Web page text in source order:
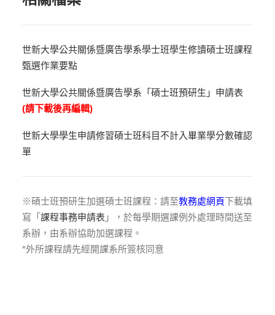
世新大學公共關係暨廣告學系學士班學生修讀碩士班課程
甄選作業要點
世新大學公共關係暨廣告學系「碩士班預研生」申請表
(請下載後再編輯)
世新大學學生申請修習碩士班科目不計入畢業學分數確認
單
※碩士班預研生加選碩士班課程：請至教務處網頁下載填
寫「 課程事務申請表 」，於每學期選課例外處理時間送至
系辦，由系辦協助加選課程。
*外所課程請先經開課系所簽核同意